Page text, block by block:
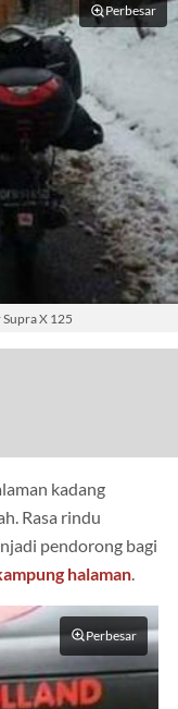
Perbesar
X 125
kadang
Rasa rindu
pendorong bagi
halaman.
Perbesar